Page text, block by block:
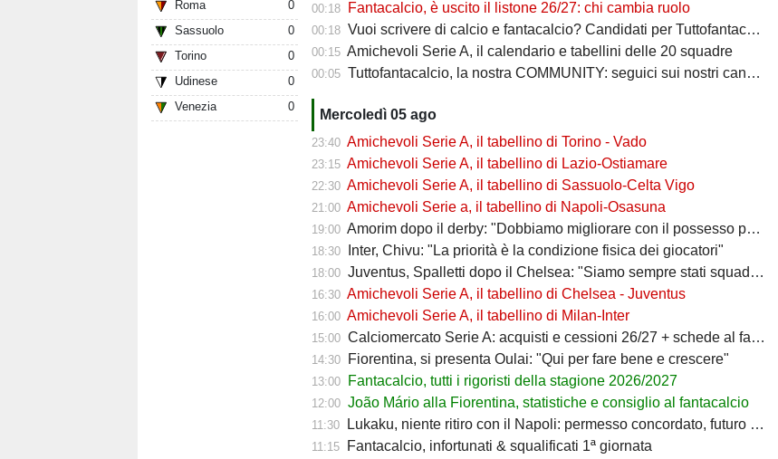
Roma
0
Sassuolo
0
Torino
0
Udinese
0
Venezia
0
00:18 Fantacalcio, è uscito il listone 26/27: chi cambia ruolo
00:18 Vuoi scrivere di calcio e fantacalcio? Candidati per Tuttofantacalcio
00:15 Amichevoli Serie A, il calendario e tabellini delle 20 squadre
00:05 Tuttofantacalcio, la nostra COMMUNITY: seguici sui nostri canali social
Mercoledì 05 ago
23:40 Amichevoli Serie A, il tabellino di Torino - Vado
23:15 Amichevoli Serie A, il tabellino di Lazio-Ostiamare
22:30 Amichevoli Serie A, il tabellino di Sassuolo-Celta Vigo
21:00 Amichevoli Serie a, il tabellino di Napoli-Osasuna
19:00 Amorim dopo il derby: "Dobbiamo migliorare con il possesso palla"
18:30 Inter, Chivu: "La priorità è la condizione fisica dei giocatori"
18:00 Juventus, Spalletti dopo il Chelsea: "Siamo sempre stati squadra"
16:30 Amichevoli Serie A, il tabellino di Chelsea - Juventus
16:00 Amichevoli Serie A, il tabellino di Milan-Inter
15:00 Calciomercato Serie A: acquisti e cessioni 26/27 + schede al fantacalcio
14:30 Fiorentina, si presenta Oulai: "Qui per fare bene e crescere"
13:00 Fantacalcio, tutti i rigoristi della stagione 2026/2027
12:00 João Mário alla Fiorentina, statistiche e consiglio al fantacalcio
11:30 Lukaku, niente ritiro con il Napoli: permesso concordato, futuro in bilico
11:15 Fantacalcio, infortunati & squalificati 1ª giornata